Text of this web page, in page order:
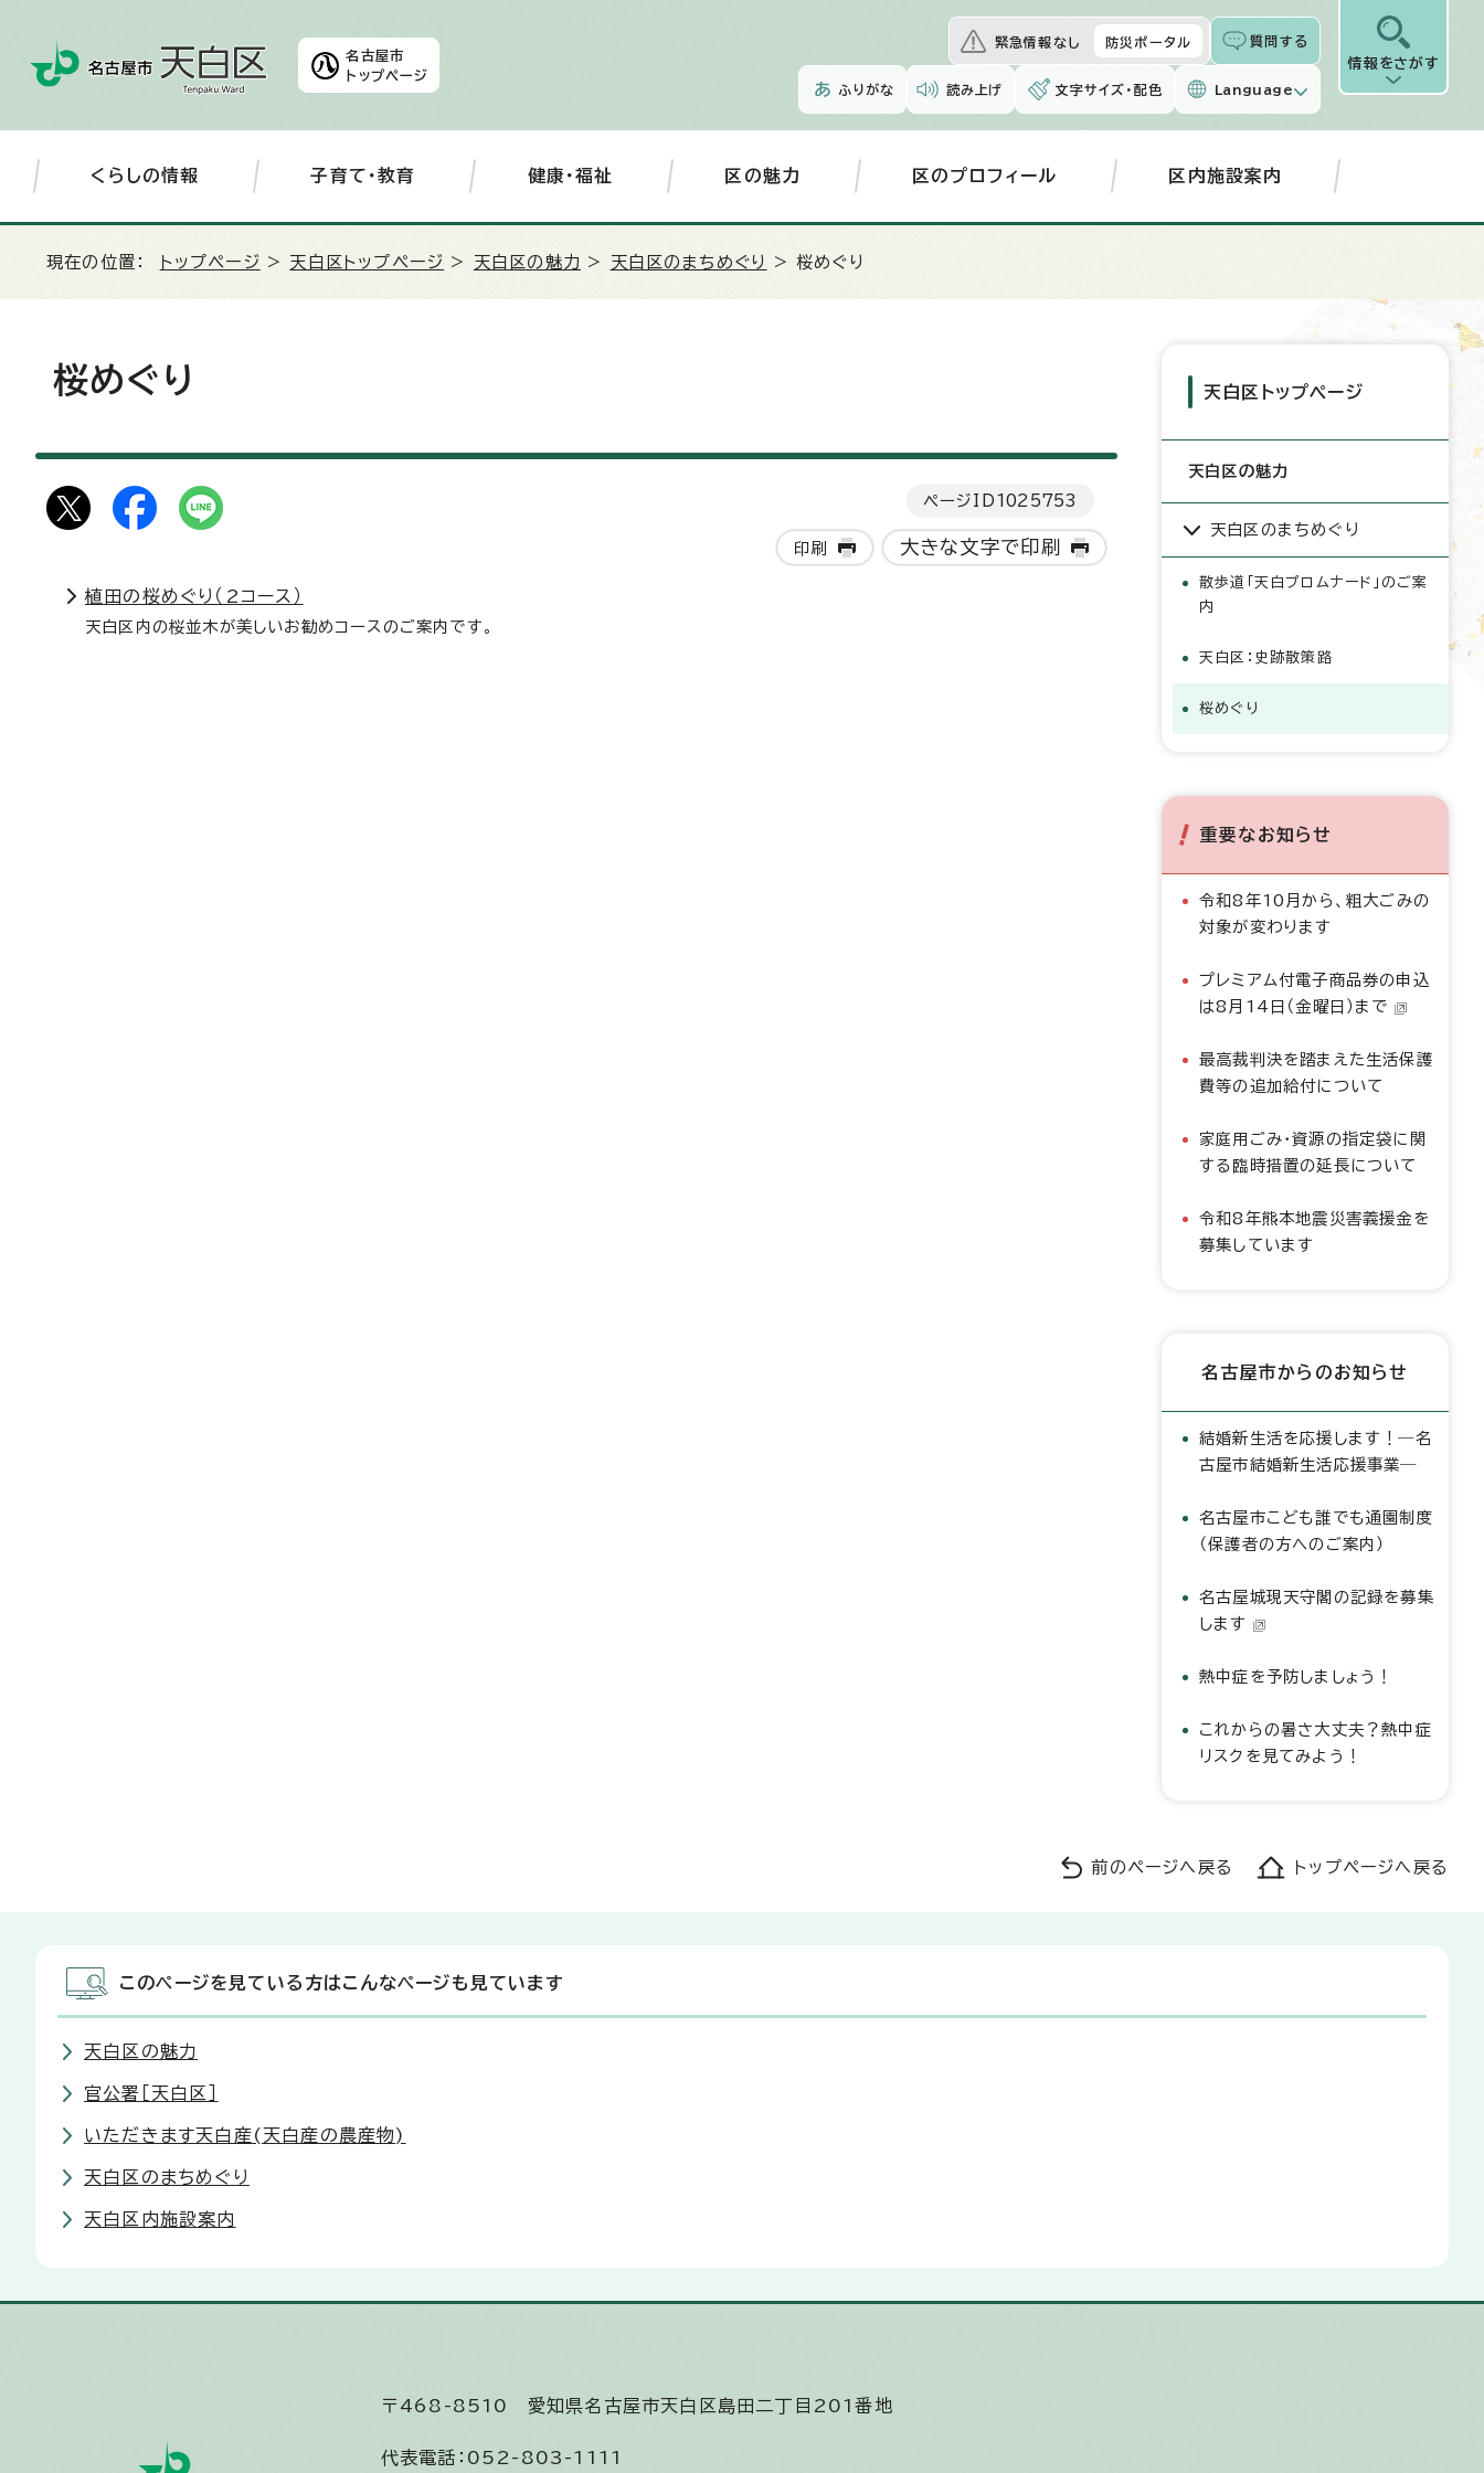
名古屋市
トップページ
緊急情報なし 防災ポータル 質問する
ふりがな 読み上げ 文字サイズ・配色 Language
情報をさがす
くらしの情報 子育て・教育 健康・福祉 区の魅力 区のプロフィール 区内施設案内
現在の位置： トップページ > 天白区トップページ > 天白区の魅力 > 天白区のまちめぐり > 桜めぐり
桜めぐり
ページID 1025753
印刷 大きな文字で印刷
植田の桜めぐり（2コース）
天白区内の桜並木が美しいお勧めコースのご案内です。
天白区トップページ
天白区の魅力
天白区のまちめぐり
散歩道「天白プロムナード」のご案
内
天白区：史跡散策路
桜めぐり
重要なお知らせ
令和8年10月から、粗大ごみの
対象が変わります
プレミアム付電子商品券の申込
は8月14日（金曜日）まで
最高裁判決を踏まえた生活保護
費等の追加給付について
家庭用ごみ・資源の指定袋に関
する臨時措置の延長について
令和8年熊本地震災害義援金を
募集しています
名古屋市からのお知らせ
結婚新生活を応援します！―名
古屋市結婚新生活応援事業―
名古屋市こども誰でも通園制度
（保護者の方へのご案内）
名古屋城現天守閣の記録を募集
します
熱中症を予防しましょう！
これからの暑さ大丈夫？熱中症
リスクを見てみよう！
前のページへ戻る トップページへ戻る
このページを見ている方はこんなページも見ています
天白区の魅力
官公署［天白区］
いただきます天白産(天白産の農産物)
天白区のまちめぐり
天白区内施設案内
〒468-8510 愛知県名古屋市天白区島田二丁目201番地
代表電話： 052-803-1111